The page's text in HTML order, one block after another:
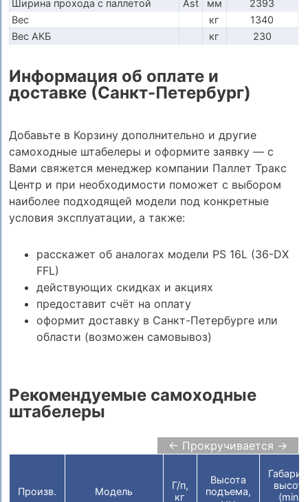
Ширина прохода с паллетой Ast мм
2393
Вес
кг
1340
Вес АКБ
кг 230
Информация об оплате и
доставке (Санкт-Петербург)
Добавьте в Корзину дополнительно и другие
самоходные штабелеры и оформите заявку — с
Вами свяжется менеджер компании Паллет Тракс
Центр и при необходимости поможет с выбором
наиболее подходящей модели под конкретные
условия эксплуатации, а также:
расскажет об аналогах модели PS 16L (36-DX
FFL)
действующих скидках и акциях
предоставит счёт на оплату
оформит доставку в Санкт-Петербурге или
области (возможен самовывоз)
Рекомендуемые самоходные
штабелеры
← Прокручивается →
Произв. Модель
Г/п,
кг
Высота
подъема,
(min),